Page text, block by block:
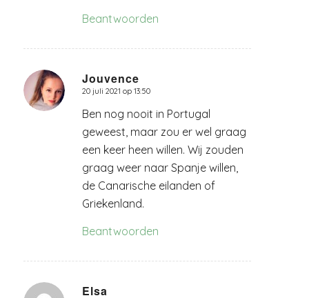
Beantwoorden
Jouvence
zegt:
20 juli 2021 op 13:50
Ben nog nooit in Portugal
geweest, maar zou er wel graag
een keer heen willen. Wij zouden
graag weer naar Spanje willen,
de Canarische eilanden of
Griekenland.
Beantwoorden
Elsa